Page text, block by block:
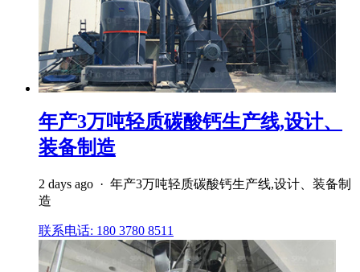
年产3万吨轻质碳酸钙生产线,设计、
装备制造
2 days ago · 年产3万吨轻质碳酸钙生产线,设计、装备制
造
联系电话: 180 3780 8511